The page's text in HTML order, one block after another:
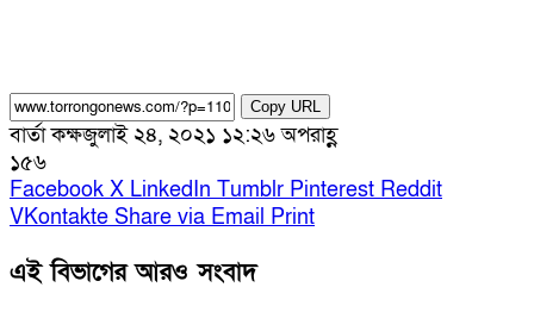
Copy URL
বার্তা কক্ষজুলাই ২৪, ২০২১ ১২:২৬ অপরাহ্ণ
১৫৬
Facebook X LinkedIn Tumblr Pinterest Reddit
VKontakte Share via Email Print
এই বিভাগের আরও সংবাদ